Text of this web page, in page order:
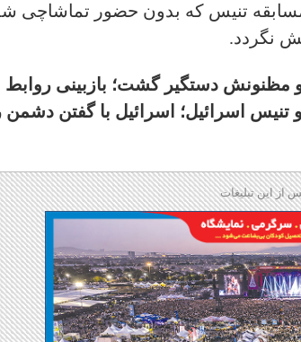
تنیس که بدون حضور تماشاچی
نگردد.
دستگیر گشت؛ بازبینی روابط
اسرائیل؛ اسرائیل با گفتن
از این تبلیغات